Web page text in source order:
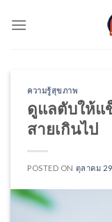
ความรู้สุขภาพ
ดูแลตับให้แ
สายเกินไป
POSTED ON ตุลาคม